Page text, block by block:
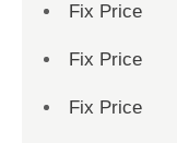
Fix Price
Fix Price
Fix Price